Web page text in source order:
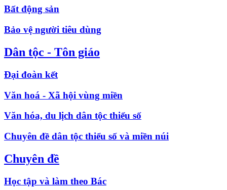
Bất động sản
Bảo vệ người tiêu dùng
Dân tộc - Tôn giáo
Đại đoàn kết
Văn hoá - Xã hội vùng miền
Văn hóa, du lịch dân tộc thiểu số
Chuyên đề dân tộc thiểu số và miền núi
Chuyên đề
Học tập và làm theo Bác